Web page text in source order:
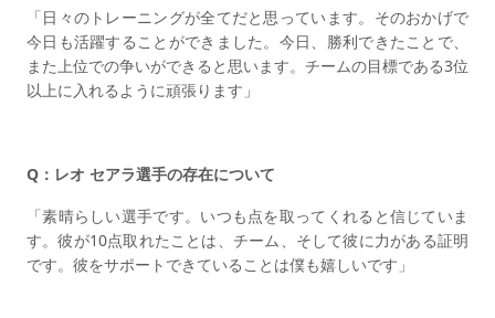
「日々のトレーニングが全てだと思っています。そのおかげで
今日も活躍することができました。今日、勝利できたことで、
また上位での争いができると思います。チームの目標である3位
以上に入れるように頑張ります」
Q：レオ セアラ選手の存在について
「素晴らしい選手です。いつも点を取ってくれると信じていま
す。彼が10点取れたことは、チーム、そして彼に力がある証明
です。彼をサポートできていることは僕も嬉しいです」